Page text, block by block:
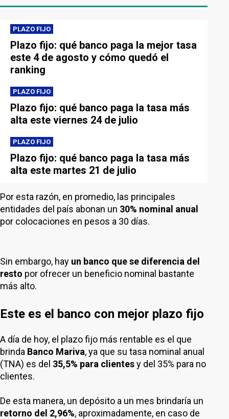
PLAZO FIJO
Plazo fijo: qué banco paga la mejor tasa
este 4 de agosto y cómo quedó el
ranking
PLAZO FIJO
Plazo fijo: qué banco paga la tasa más
alta este viernes 24 de julio
PLAZO FIJO
Plazo fijo: qué banco paga la tasa más
alta este martes 21 de julio
Por esta razón, en promedio, las principales
entidades del país abonan un 30% nominal anual
por colocaciones en pesos a 30 días.
Sin embargo, hay un banco que se diferencia del
resto por ofrecer un beneficio nominal bastante
más alto.
Este es el banco con mejor plazo fijo
A día de hoy, el plazo fijo más rentable es el que
brinda Banco Mariva, ya que su tasa nominal anual
(TNA) es del 35,5% para clientesy del 35% para no
clientes.
De esta manera, un depósito a un mes brindaría un
retorno del 2,96%, aproximadamente, en caso de